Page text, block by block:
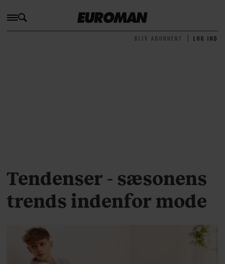
BLIV ABONNENT LOG IND
Tendenser - sæsonens
trends indenfor mode